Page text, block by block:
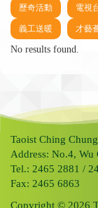
歷奇活動 電視
義工送暖 才藝
No results found.
Taoist Ching
Address: No.4, Wu
Tel.: 2465 2881 /
Fax: 2465 6863
Copyright © 2026